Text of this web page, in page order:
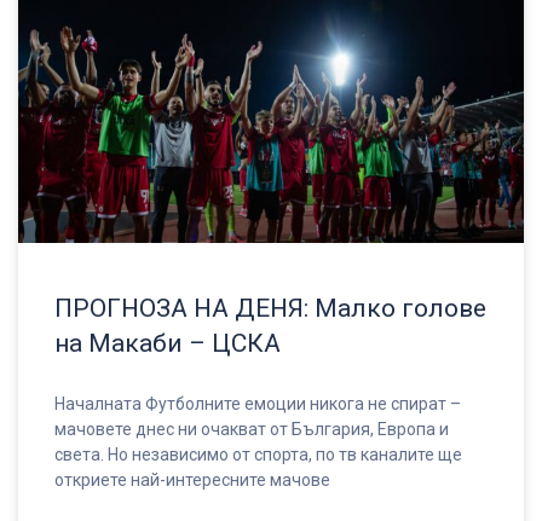
ПРОГНОЗА НА ДЕНЯ: Малко голове
на Макаби – ЦСКА
Началната Футболните емоции никога не спират –
мачовете днес ни очакват от България, Европа и
света. Но независимо от спорта, по тв каналите ще
откриете най-интересните мачове